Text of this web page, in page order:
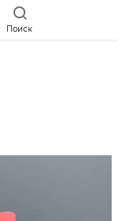
Поиск